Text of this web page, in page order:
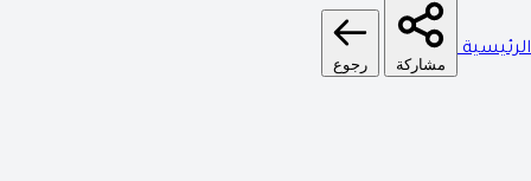
الرئيسية
مشاركة رجوع